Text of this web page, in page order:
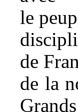
le
de
de la
Grands